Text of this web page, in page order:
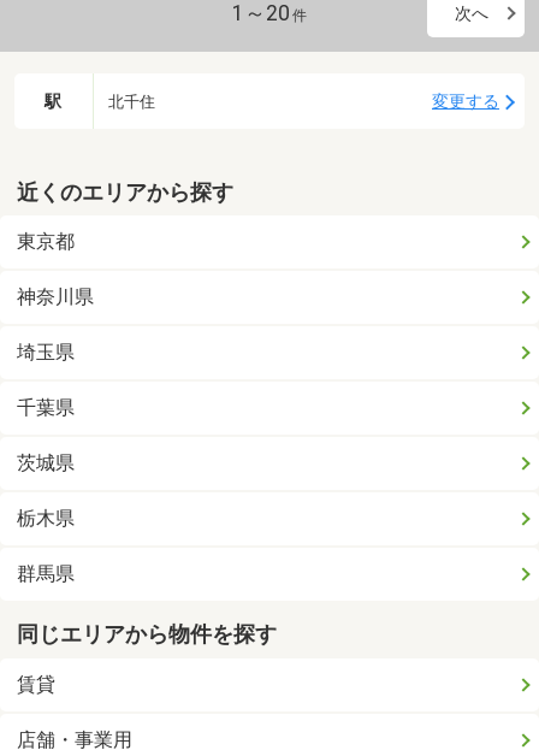
1～20 件 次へ
駅 北千住 変更する
近くのエリアから探す
東京都
神奈川県
埼玉県
千葉県
茨城県
栃木県
群馬県
同じエリアから物件を探す
賃貸
店舗・事業用